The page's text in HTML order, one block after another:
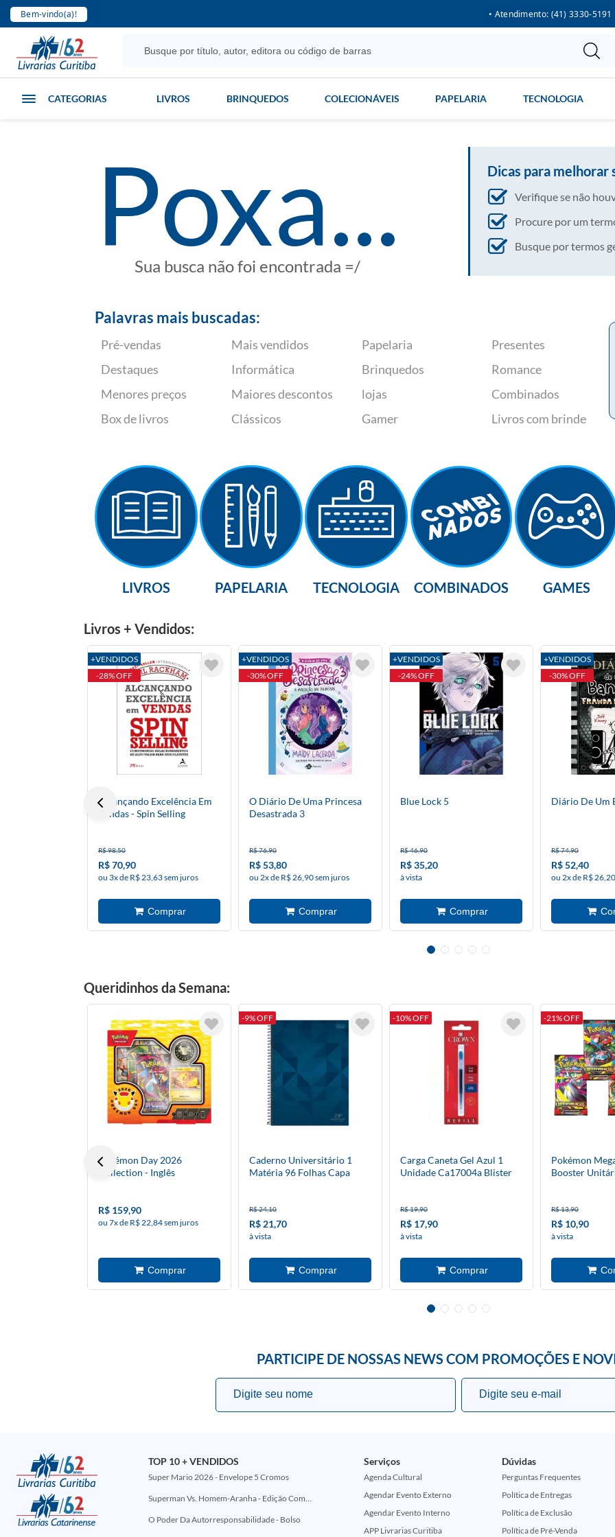
Bem-vindo(a)! • Atendimento: (41) 3330-5191
CATEGORIAS LIVROS BRINQUEDOS COLECIONÁVEIS PAPELARIA TECNOLOGIA
poxa...
Sua busca não foi encontrada =/
Dicas para melhorar
Verifique se não
Procure por um
Busque por termos
Palavras mais buscadas:
Pré-vendas
Destaques
Menores preços
Box de livros
Mais vendidos
Informática
Maiores descontos
Clássicos
Papelaria
Brinquedos
lojas
Gamer
Presentes
Romance
Combinados
Livros com brinde
LIVROS PAPELARIA TECNOLOGIA COMBINADOS GAMES
Livros + Vendidos:
+VENDIDOS
-28% OFF
Alcançando Excelência Em
Vendas - Spin Selling
R$ 98,50
R$ 70,90
ou 3x de R$ 23,63 sem juros
+VENDIDOS
-30% OFF
O Diário De Uma Princesa
Desastrada 3
R$ 76,90
R$ 53,80
ou 2x de R$ 26,90 sem juros
+VENDIDOS
-24% OFF
Blue Lock 5
R$ 46,90
R$ 35,20
à vista
+VENDIDOS
-30% OFF
Diário De Um
R$ 74,90
R$ 52,40
ou 2x de R$
Queridinhos da Semana:
Pokémon Day 2026
Collection - Inglês
R$ 159,90
ou 7x de R$ 22,84 sem juros
-9% OFF
Caderno Universitário 1
Matéria 96 Folhas Capa
R$ 24,10
R$ 21,70
à vista
-10% OFF
Carga Caneta Gel Azul 1
Unidade Ca17004a Blister
R$ 19,90
R$ 17,90
à vista
-21% OFF
Pokémon
Booster
R$ 13,90
R$ 10,90
à vista
PARTICIPE DE NOSSAS NEWS COM PROMOÇÕES E
TOP 10 + VENDIDOS
Super Mario 2026 - Envelope 5 Cromos
Superman Vs. Homem-Aranha - Edição Comemorativa 50 Anos (Encontros Clássicos Dc E Marvel)
O Poder Da Autorresponsabilidade - Bolso
Serviços
Agenda Cultural
Agendar Evento Externo
Agendar Evento Interno
APP Livrarias Curitiba
Dúvidas
Perguntas Frequentes
Política de Entregas
Política de Exclusão
Política de Pré-Venda